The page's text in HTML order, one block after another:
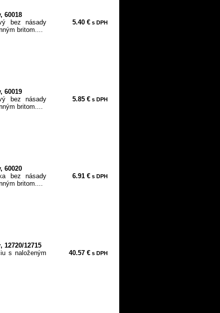
60018
bez násady
britom....
5.40 € s DPH
60019
bez násady
britom....
5.85 € s DPH
60020
bez násady
britom....
6.91 € s DPH
12720/12715
s naloženým
40.57 € s DPH